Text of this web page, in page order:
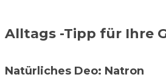
Alltags -Tipp für Ihre
Natürliches Deo: Natron